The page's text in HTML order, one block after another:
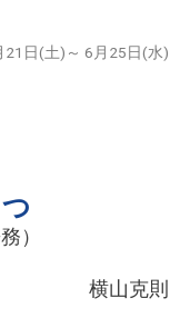
6月25日(水)
）
横山克則